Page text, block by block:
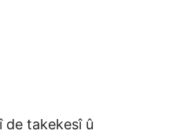
de takekesî û